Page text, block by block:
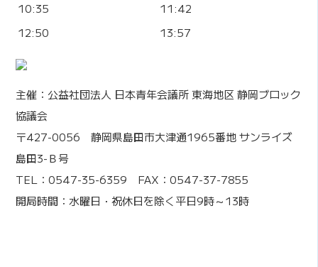
10:35
11:42
12:50
13:57
主催：公益社団法人 日本青年会議所 東海地区 静岡ブロック
協議会
〒427-0056 静岡県島田市大津通1965番地 サンライズ
島田3-Ｂ号
TEL：0547-35-6359 FAX：0547-37-7855
開局時間：水曜日・祝休日を除く平日9時～13時